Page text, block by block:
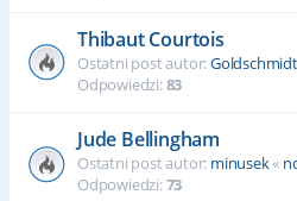
Thibaut Courtois
Ostatni post autor:Goldschmidt
Odpowiedzi:83
Jude Bellingham
Ostatni post autor: minusek«
Odpowiedzi:73